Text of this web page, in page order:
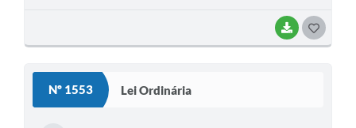
BAIXAR
Nº 1553 Lei Ordinária